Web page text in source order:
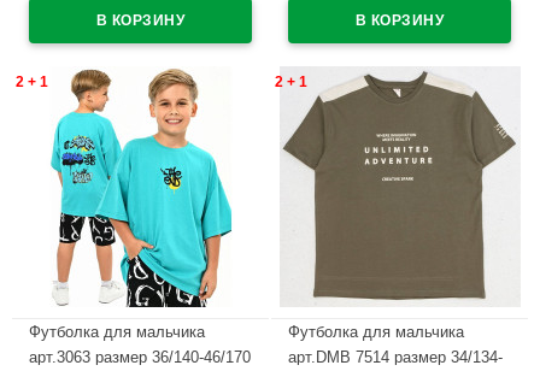
2 + 1
Футболка для мальчика
арт.3063 размер 36/140-46/170
2 + 1
Футболка для мальчика
арт.DMB 7514 размер 34/134-